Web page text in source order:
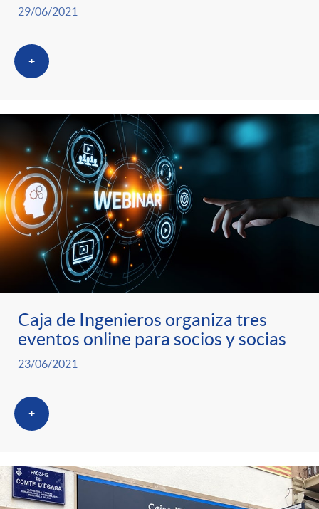
29/06/2021
+
Caja de Ingenieros organiza tres
eventos online para socios y socias
23/06/2021
+